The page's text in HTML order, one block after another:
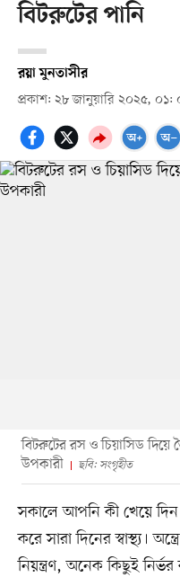
বিটরুটের পানি
রয়া মুনতাসীর
প্রকাশ: ২৮ জানুয়ারি ২০২৫, ০১:
বিটরুটের রস ও চিয়াসিড দিয়ে
উপকারী
ছবি: সংগৃহীত
সকালে আপনি কী খেয়ে
করে সারা দিনের স্বাস্থ্য।
নিয়ন্ত্রণ, অনেক কিছুই